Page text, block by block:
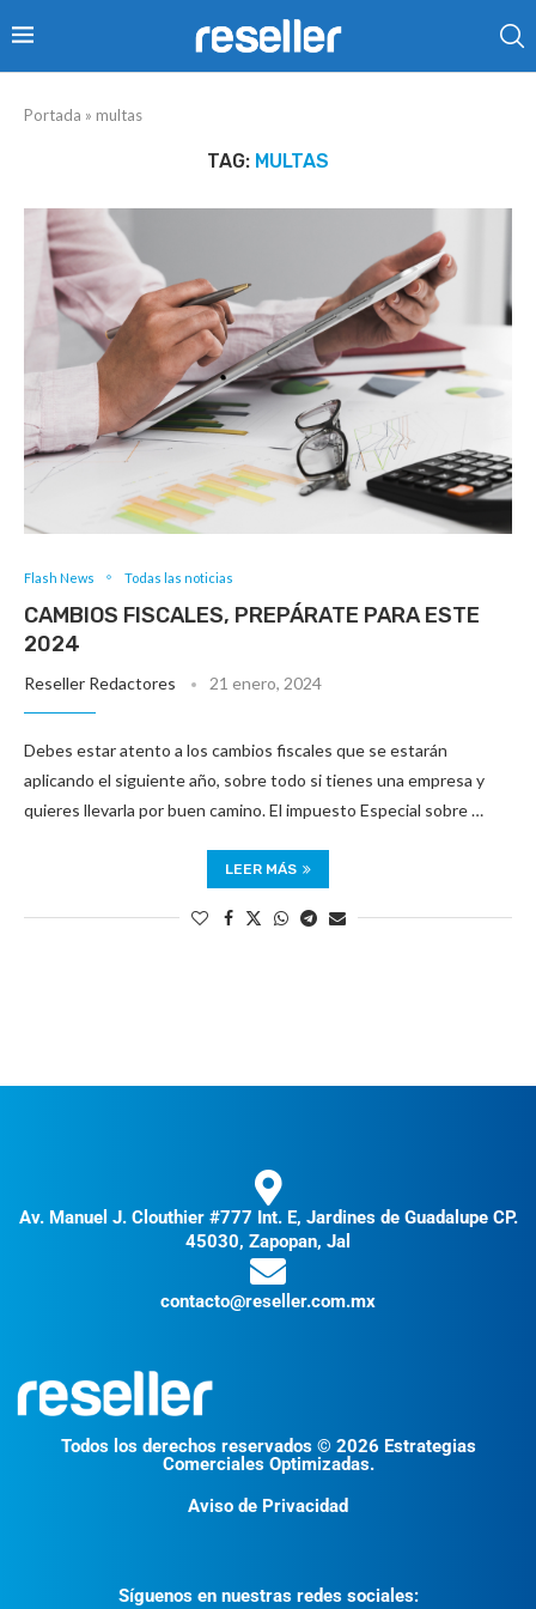
Portada » multas
TAG: MULTAS
Flash News Todas las noticias
CAMBIOS FISCALES, PREPÁRATE PARA ESTE
2024
Reseller Redactores 21 enero, 2024
Debes estar atento a los cambios fiscales que se estarán
aplicando el siguiente año, sobre todo si tienes una empresa y
quieres llevarla por buen camino. El impuesto Especial sobre …
LEER MÁS
Av. Manuel J. Clouthier #777 Int. E, Jardines de Guadalupe CP.
45030, Zapopan, Jal
contacto@reseller.com.mx
Todos los derechos reservados © 2026 Estrategias
Comerciales Optimizadas.
Aviso de Privacidad
Síguenos en nuestras redes sociales: